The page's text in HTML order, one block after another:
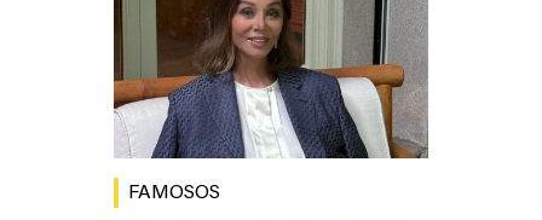
FAMOSOS